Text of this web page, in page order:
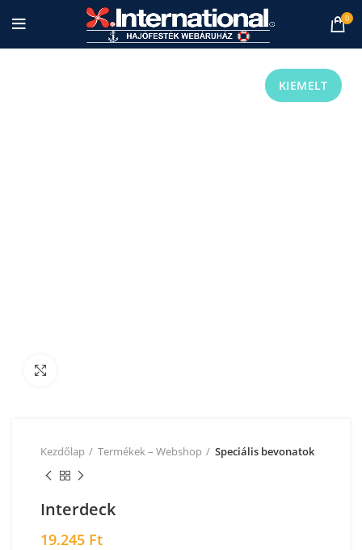
0
KIEMELT
Kezdőlap Termékek – Webshop Speciális bevonatok
Interdeck
19.245 Ft